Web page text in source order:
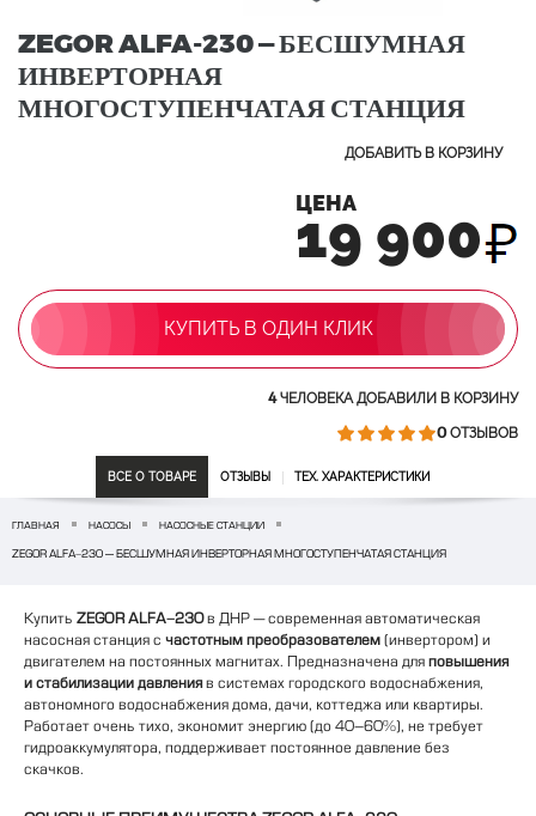
ZEGOR ALFA-230 — БЕСШУМНАЯ
ИНВЕРТОРНАЯ
МНОГОСТУПЕНЧАТАЯ СТАНЦИЯ
ДОБАВИТЬ В КОРЗИНУ
ЦЕНА
19 900
КУПИТЬ В ОДИН КЛИК
ВСЕ О ТОВАРЕ ОТЗЫВЫ ТЕХ. ХАРАКТЕРИСТИКИ
4ЧЕЛОВЕКА ДОБАВИЛИ В КОРЗИНУ
0ОТЗЫВОВ
ГЛАВНАЯ НАСОСЫ НАСОСНЫЕ СТАНЦИИ
ZEGOR ALFA-230 — БЕСШУМНАЯ ИНВЕРТОРНАЯ МНОГОСТУПЕНЧАТАЯ СТАНЦИЯ
Купить ZEGOR ALFA-230в ДНР — современная автоматическая
насосная станция с частотным преобразователем (инвертором) и
двигателем на постоянных магнитах. Предназначена для повышения
и стабилизации давленияв системах городского водоснабжения,
автономного водоснабжения дома, дачи, коттеджа или квартиры.
Работает очень тихо, экономит энергию (до 40–60%), не требует
гидроаккумулятора, поддерживает постоянное давление без
скачков.